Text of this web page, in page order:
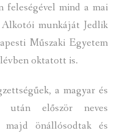
feleségével mind a mai
munkáját Jedlik
Műszaki Egyetem
oktatott is.
a magyar és
után először neves
majd önállósodtak és